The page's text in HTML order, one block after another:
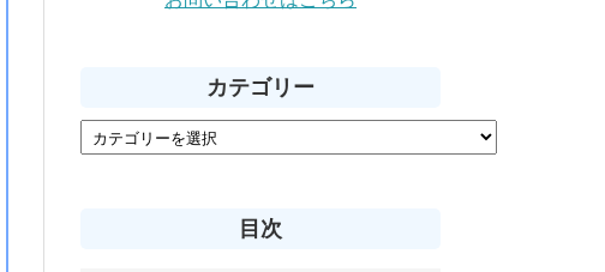
カテゴリー
目次